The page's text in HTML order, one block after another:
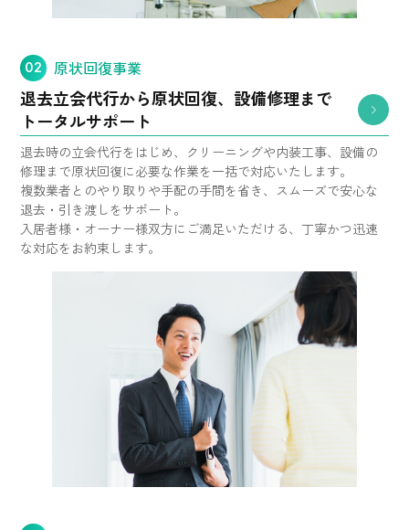
02 原状回復事業
退去立会代行から原状回復、 設備修理まで
トータルサポート
退去時の立会代行をはじめ、クリーニングや内装工事、設備の
修理まで原状回復に必要な作業を一括で対応いたします。
複数業者とのやり取りや手配の手間を省き、スムーズで安心な
退去・引き渡しをサポート。
入居者様・オーナー様双方にご満足いただける、丁寧かつ迅速
な対応をお約束します。